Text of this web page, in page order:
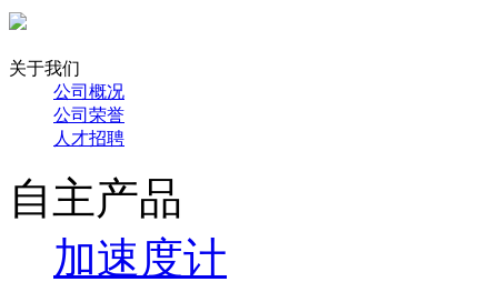
关于我们
公司概况
公司荣誉
人才招聘
自主产品
加速度计